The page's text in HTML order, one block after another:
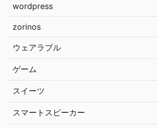
wordpress
zorinos
ウェアラブル
ゲーム
スイーツ
スマートスピーカー